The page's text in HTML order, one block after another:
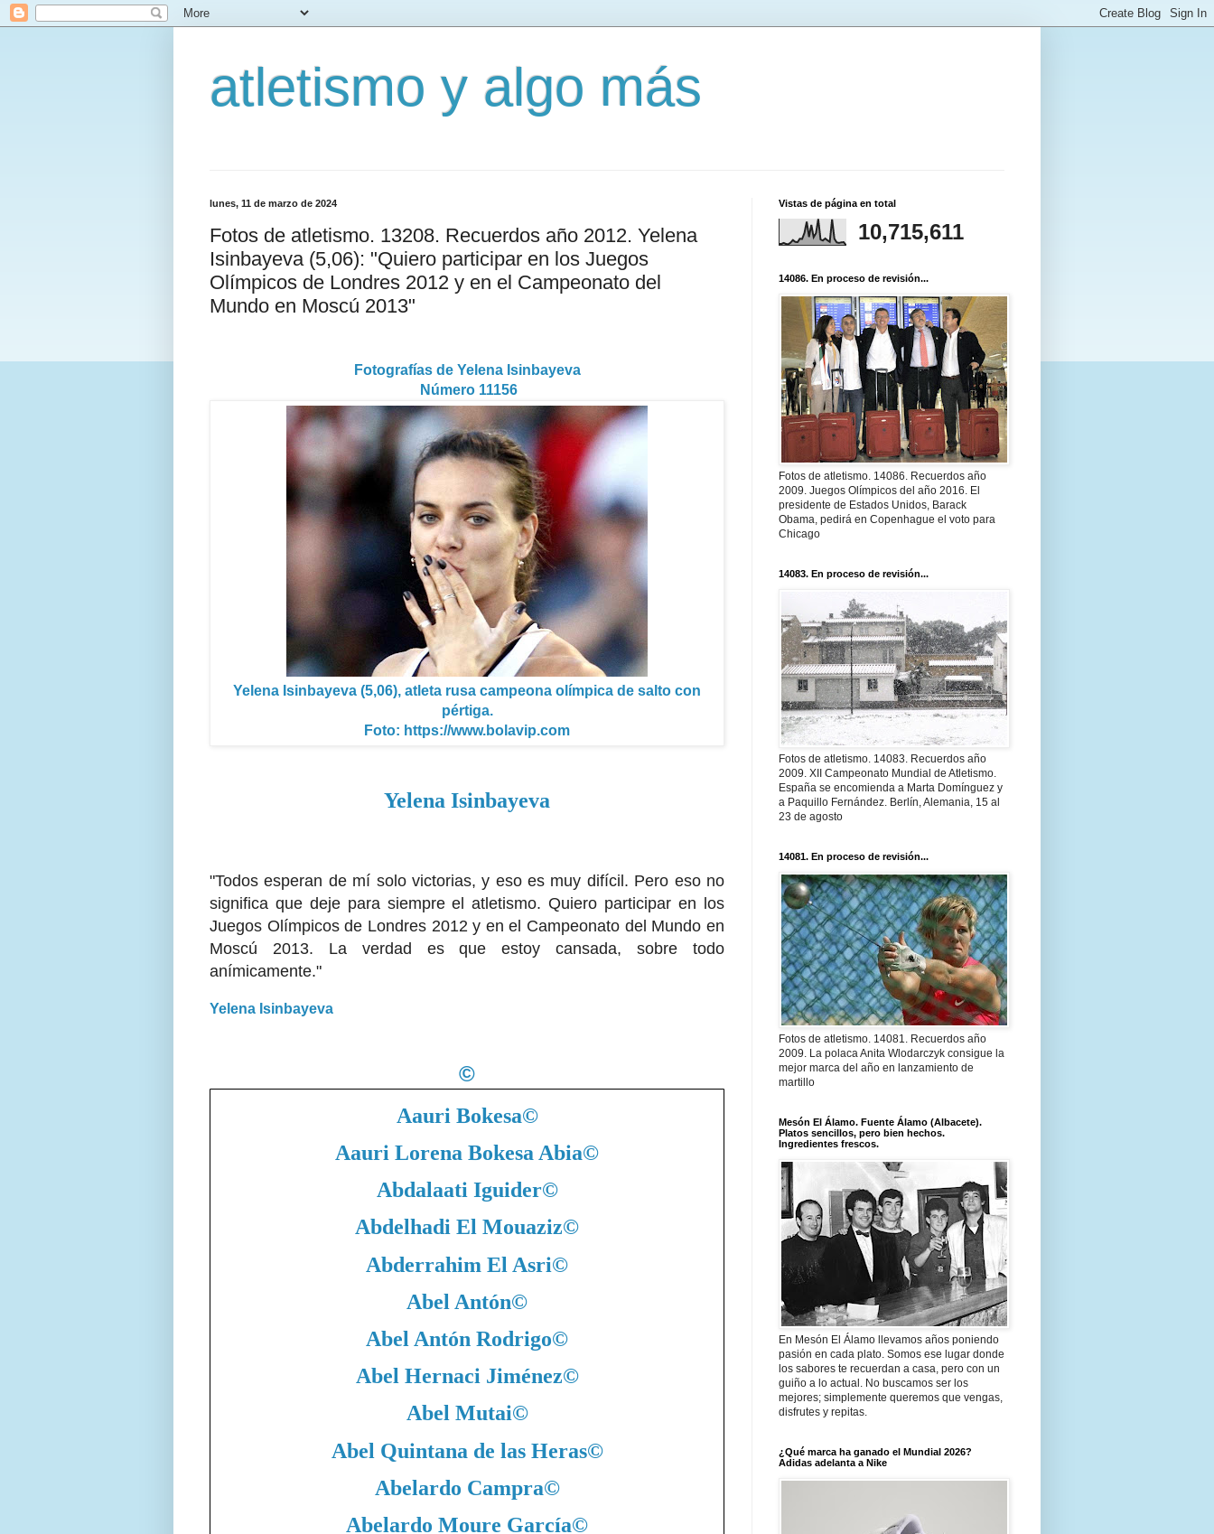
atletismo y algo más
lunes, 11 de marzo de 2024
Fotos de atletismo. 13208. Recuerdos año 2012. Yelena
Isinbayeva (5,06): "Quiero participar en los Juegos
Olímpicos de Londres 2012 y en el Campeonato del
Mundo en Moscú 2013"
Fotografías de Yelena Isinbayeva
Número 11156
Yelena Isinbayeva (5,06), atleta rusa campeona olímpica de salto con
pértiga.
Foto: https://www.bolavip.com
Yelena Isinbayeva
"Todos esperan de mí solo victorias, y eso es muy difícil. Pero eso no
significa que deje para siempre el atletismo. Quiero participar en los
Juegos Olímpicos de Londres 2012 y en el Campeonato del Mundo en
Moscú 2013. La verdad es que estoy cansada, sobre todo
anímicamente."
Yelena Isinbayeva
©
Aauri Bokesa©
Aauri Lorena Bokesa Abia©
Abdalaati Iguider©
Abdelhadi El Mouaziz©
Abderrahim El Asri©
Abel Antón©
Abel Antón Rodrigo©
Abel Hernaci Jiménez©
Abel Mutai©
Abel Quintana de las Heras©
Abelardo Campra©
Abelardo Moure García©
Vistas de página en total
10,715,611
14086. En proceso de revisión...
Fotos de atletismo. 14086. Recuerdos año
2009. Juegos Olímpicos del año 2016. El
presidente de Estados Unidos, Barack
Obama, pedirá en Copenhague el voto para
Chicago
14083. En proceso de revisión...
Fotos de atletismo. 14083. Recuerdos año
2009. XII Campeonato Mundial de Atletismo.
España se encomienda a Marta Domínguez y
a Paquillo Fernández. Berlín, Alemania, 15 al
23 de agosto
14081. En proceso de revisión...
Fotos de atletismo. 14081. Recuerdos año
2009. La polaca Anita Wlodarczyk consigue la
mejor marca del año en lanzamiento de
martillo
Mesón El Álamo. Fuente Álamo (Albacete).
Platos sencillos, pero bien hechos.
Ingredientes frescos.
En Mesón El Álamo llevamos años poniendo
pasión en cada plato. Somos ese lugar donde
los sabores te recuerdan a casa, pero con un
guiño a lo actual. No buscamos ser los
mejores; simplemente queremos que vengas,
disfrutes y repitas.
¿Qué marca ha ganado el Mundial 2026?
Adidas adelanta a Nike